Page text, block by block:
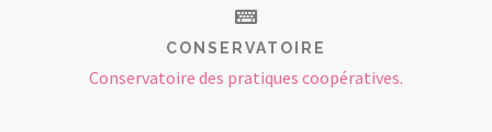
CONSERVATOIRE
Conservatoire des pratiques coopératives.